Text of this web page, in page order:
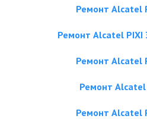
Ремонт Alcatel
Ремонт Alcatel PIXI
Ремонт Alcatel
Ремонт Alcatel
Ремонт Alcatel